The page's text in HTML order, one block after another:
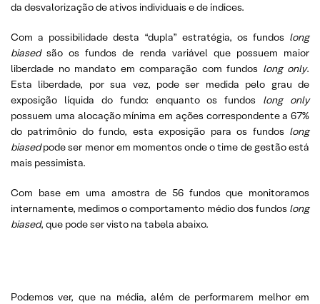
da desvalorização de ativos individuais e de índices.
Com a possibilidade desta “dupla” estratégia, os fundos long
biasedsão os fundos de renda variável que possuem maior
liberdade no mandato em comparação com fundos long only.
Esta liberdade, por sua vez, pode ser medida pelo grau de
exposição líquida do fundo: enquanto os fundos long only
possuem uma alocação mínima em ações correspondente a 67%
do patrimônio do fundo, esta exposição para os fundos long
biasedpode ser menor em momentos onde o time de gestão está
mais pessimista.
Com base em uma amostra de 56 fundos que monitoramos
internamente, medimos o comportamento médio dos fundos long
biased, que pode ser visto na tabela abaixo.
Podemos ver, que na média, além de performarem melhor em